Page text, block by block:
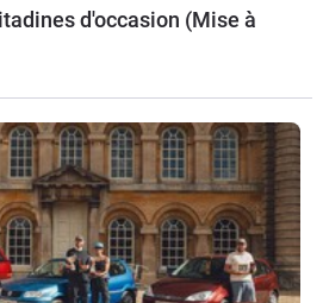
d'occasion (Mise à